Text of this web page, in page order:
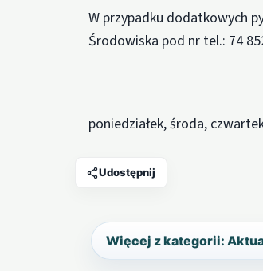
W przypadku dodatkowych
Środowiska pod nr tel.: 74
poniedziałek, środa,
Udostępnij
Więcej z kategorii: